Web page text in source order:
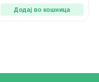
Додај во кошница